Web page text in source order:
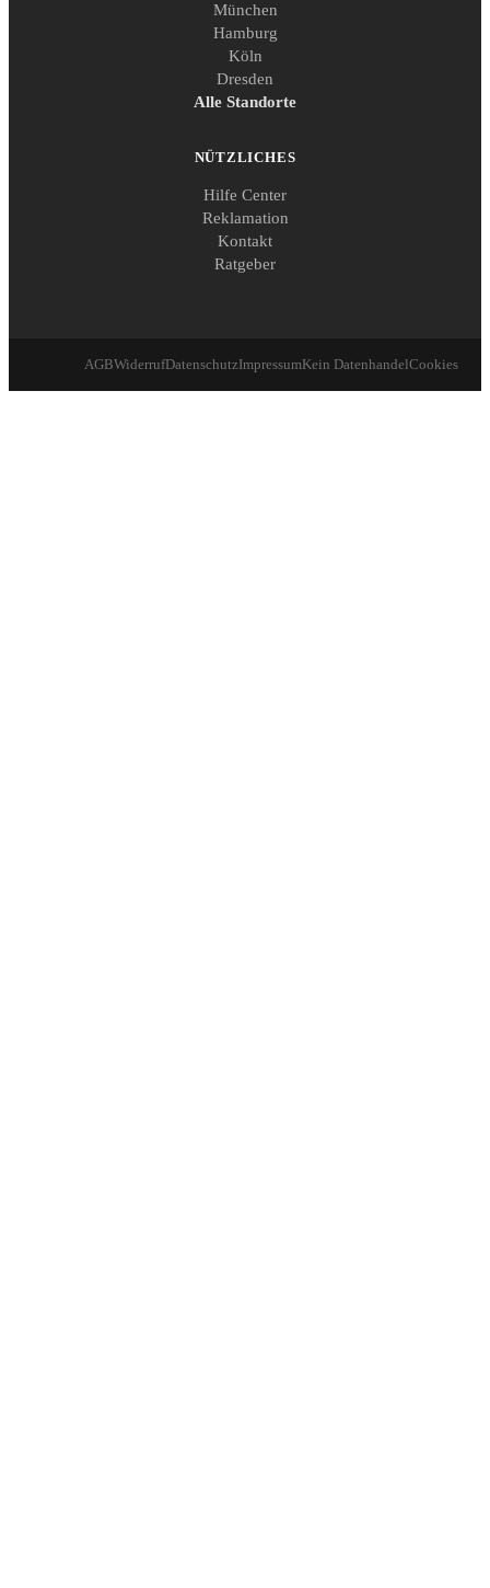
München
Hamburg
Köln
Dresden
Alle Standorte
NÜTZLICHES
Hilfe Center
Reklamation
Kontakt
Ratgeber
AGBWiderrufDatenschutzImpressumKein DatenhandelCookies